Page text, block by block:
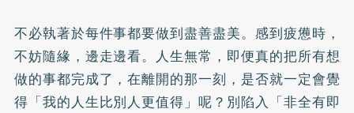
不必執著於每件事都要做到盡善盡美。感到疲憊時，
不妨隨緣，邊走邊看。人生無常，即便真的把所有想
做的事都完成了，在離開的那一刻，是否就一定會覺
得「我的人生比別人更值得」呢？別陷入「非全有即